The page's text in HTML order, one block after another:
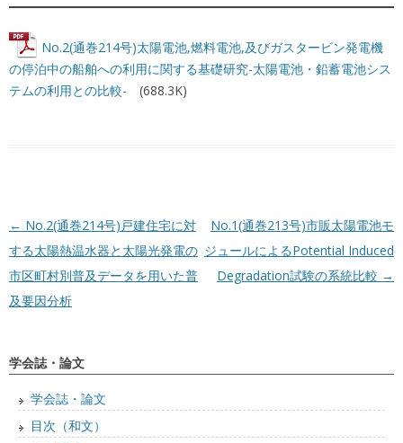
No.2(通巻214号)太陽電池,燃料電池,及びガスタービン発電機
の停泊中の船舶への利用に関する基礎研究-太陽電池・鉛蓄電池シス
テムの利用との比較- (688.3K)
投稿ナビゲーション
← No.2(通巻214号)戸建住宅に対
する太陽熱温水器と太陽光発電の
市区町村別普及データを用いた普
及要因分析
No.1(通巻213号)市販太陽電池モ
ジュールによるPotential Induced
Degradation試験の系統比較 →
学会誌・論文
学会誌・論文
目次（和文）